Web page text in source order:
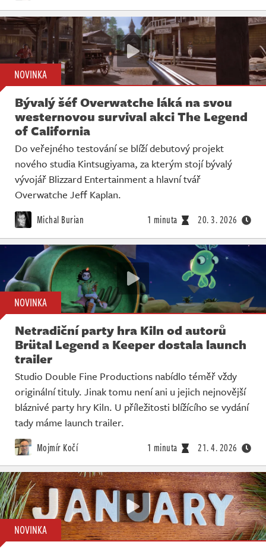
NOVINKA
Bývalý šéf Overwatche láká na svou
westernovou survival akci The Legend
of California
Do veřejného testování se blíží debutový projekt
nového studia Kintsugiyama, za kterým stojí bývalý
vývojář Blizzard Entertainment a hlavní tvář
Overwatche Jeff Kaplan.
Michal Burian 1 minuta 20. 3. 2026
NOVINKA
Netradiční party hra Kiln od autorů
Brütal Legend a Keeper dostala launch
trailer
Studio Double Fine Productions nabídlo téměř vždy
originální tituly. Jinak tomu není ani u jejich nejnovější
bláznivé party hry Kiln. U příležitosti blížícího se vydání
tady máme launch trailer.
Mojmír Kočí 1 minuta 21. 4. 2026
NOVINKA